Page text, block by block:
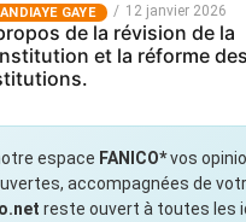
GAYE 12 janvier 2026
de la révision de la
et la réforme des
espace FANICO*vos
accompagnées de
reste ouvert à toutes les